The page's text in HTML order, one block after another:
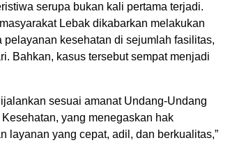
serupa bukan kali pertama terjadi.
Lebak dikabarkan melakukan
pelayanan kesehatan di sejumlah fasilitas,
Bahkan, kasus tersebut sempat menjadi
sesuai amanat Undang-Undang
yang menegaskan hak
layanan yang cepat, adil, dan berkualitas,”